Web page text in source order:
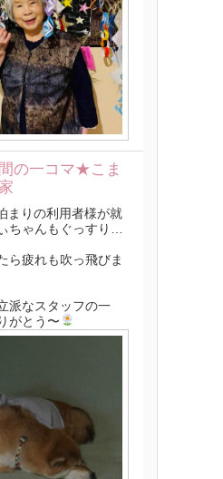
まりの利用者様が就
ちゃんもぐっすり…
ら疲れも吹っ飛びま
派なスタッフの一
がとう〜